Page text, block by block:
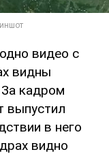
видео с
видны
За кадром
выпустил
в него
видно